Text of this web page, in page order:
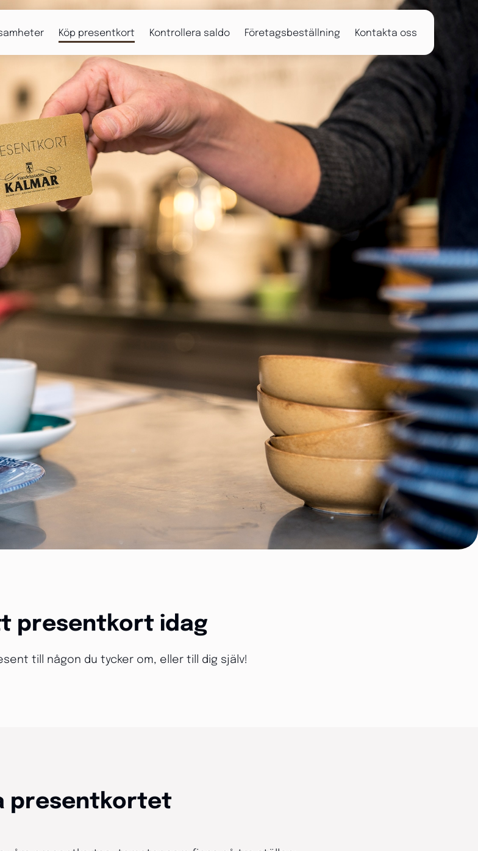
Köp presentkort Kontrollera saldo Företagsbeställning Kontakta oss
presentkort idag
till någon du tycker om, eller till dig själv!
presentkortet